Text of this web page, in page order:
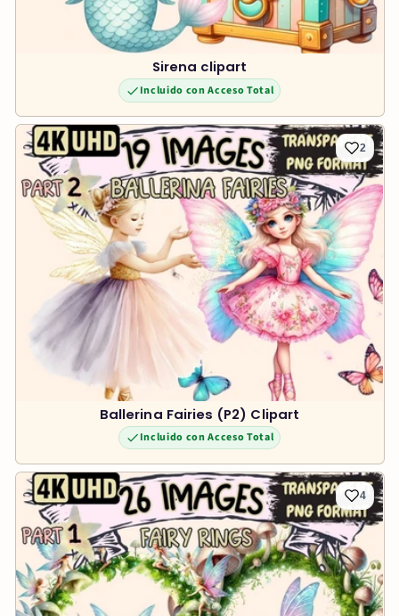
Sirena clipart
Incluido con Acceso Total
2
Ballerina Fairies (P2) Clipart
Incluido con Acceso Total
4